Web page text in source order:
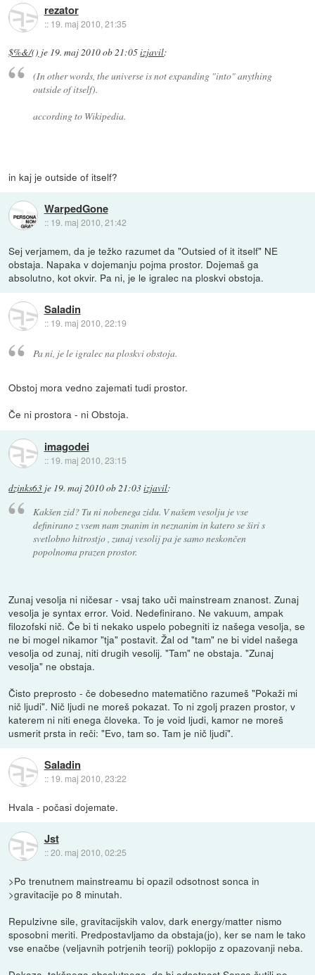
rezator
:: 19. maj 2010, 21:35
$%&/() je 19. maj 2010 ob 21:05izjavil:
(In other words, the universe is not expanding "into" anything
outside of itself).
according to Wikipedia.
in kaj je outside of itself?
WarpedGone
:: 19. maj 2010, 21:42
Sej verjamem, da je težko razumet da "Outsied of it itself" NE
obstaja. Napaka v dojemanju pojma prostor. Dojemaš ga
absolutno, kot okvir. Pa ni, je le igralec na ploskvi obstoja.
Saladin
:: 19. maj 2010, 22:19
Pa ni, je le igralec na ploskvi obstoja.
Obstoj mora vedno zajemati tudi prostor.
Če ni prostora - ni Obstoja.
imagodei
:: 19. maj 2010, 23:15
dzinks63 je 19. maj 2010 ob 21:03izjavil:
Kakšen zid? Tu ni nobenega zidu. V našem vesolju je vse
definirano z vsem nam znanim in neznanim in katero se širi s
svetlobno hitrostjo , zunaj vesolij pa je samo neskončen
popolnoma prazen prostor.
Zunaj vesolja ni ničesar - vsaj tako uči mainstream znanost. Zunaj
vesolja je syntax error. Void. Nedefinirano. Ne vakuum, ampak
filozofski nič. Če bi ti nekako uspelo pobegniti iz našega vesolja, se
ne bi mogel nikamor "tja" postavit. Žal od "tam" ne bi videl našega
vesolja od zunaj, niti drugih vesolij. "Tam" ne obstaja. "Zunaj
vesolja" ne obstaja.
Čisto preprosto - če dobesedno matematično razumeš "Pokaži mi
nič ljudi". Nič ljudi ne moreš pokazat. To ni zgolj prazen prostor, v
katerem ni niti enega človeka. To je void ljudi, kamor ne moreš
usmerit prsta in reči: "Evo, tam so. Tam je nič ljudi".
Saladin
:: 19. maj 2010, 23:22
Hvala - počasi dojemate.
Jst
::20. maj 2010, 02:25
>Po trenutnem mainstreamu bi opazil odsotnost sonca in
>gravitacije po 8 minutah.
Repulzivne sile, gravitacijskih valov, dark energy/matter nismo
sposobni meriti. Predpostavljamo da obstaja(jo), ker se nam le tako
vse enačbe (veljavnih potrjenih teorij) poklopijo z opazovanji neba.